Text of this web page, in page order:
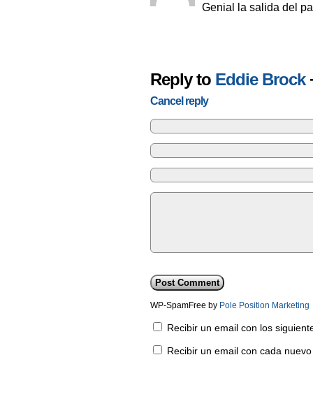
Genial la salida del
Reply to Eddie Brock
Cancel reply
WP-SpamFree by Pole Position Marketing
Recibir un email con los
Recibir un email con cada